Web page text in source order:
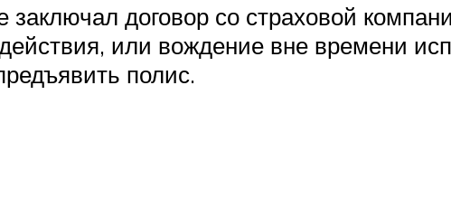
договор со страховой
или вождение вне времени
полис.